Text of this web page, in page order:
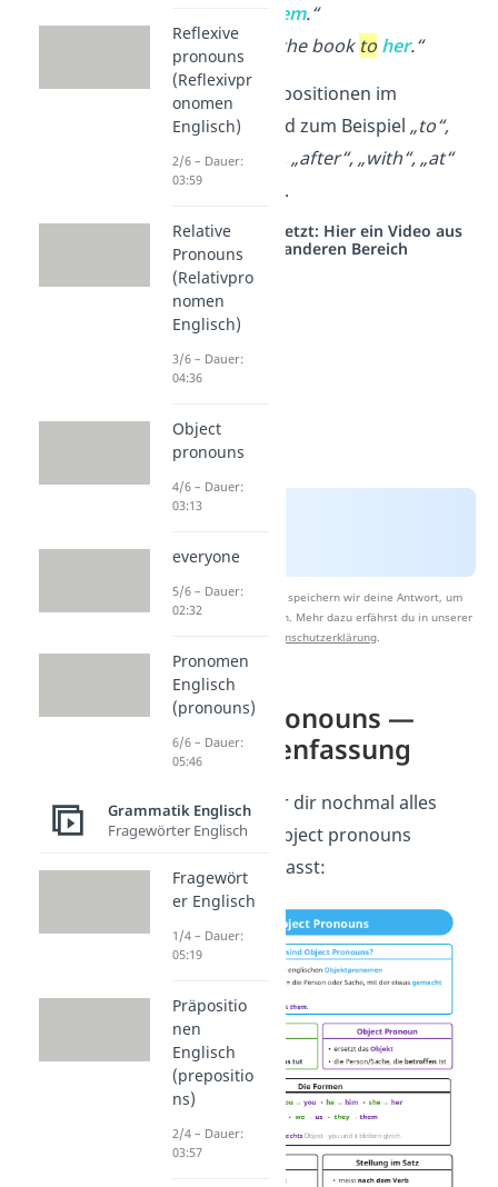
them.“
„He gives the book to her.“
Übrigens:Präpositionen im
Englischen sind zum Beispiel „to“,
„for“, „about“, „after“, „with“, „at“
oder „
“.
Studyflix vernetzt: Hier ein Video aus
einem anderen Bereich
Nach Beantwortung speichern wir deine Antwort, um
Studyflix zu verbessern. Mehr dazu erfährst du in unserer
Datenschutzerklärung.
Object pronouns —
Zusammenfassung
Hier haben wir dir nochmal alles
zum Thema Object pronouns
zusammengefasst:
Reflexive
pronouns
(Reflexivpr
onomen
Englisch)
2/6 – Dauer:
03:59
Relative
Pronouns
(Relativpro
nomen
Englisch)
3/6 – Dauer:
04:36
Object
pronouns
4/6 – Dauer:
03:13
everyone
5/6 – Dauer:
02:32
Pronomen
Englisch
(pronouns)
6/6 – Dauer:
05:46
Grammatik Englisch
Fragewörter Englisch
Fragewört
er Englisch
1/4 – Dauer:
05:19
Präpositio
nen
Englisch
(prepositio
ns)
2/4 – Dauer:
03:57